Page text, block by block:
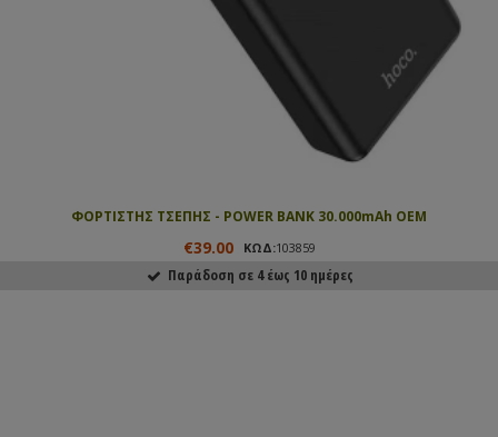
ΦΟΡΤΙΣΤΗΣ ΤΣΕΠΗΣ - POWER BANK 30.000mAh OEM
€39.00 ΚΩΔ:103859
Παράδοση σε 4 έως 10 ημέρες